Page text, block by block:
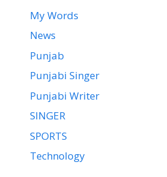
My Words
News
Punjab
Punjabi Singer
Punjabi Writer
SINGER
SPORTS
Technology